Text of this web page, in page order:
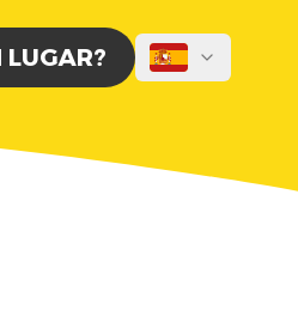
LUGAR?